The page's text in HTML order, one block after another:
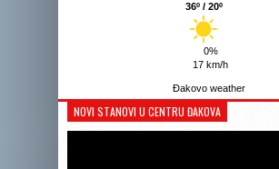
36º / 20º
0%
17 km/h
Đakovo weather
NOVI STANOVI U CENTRU ĐAKOVA